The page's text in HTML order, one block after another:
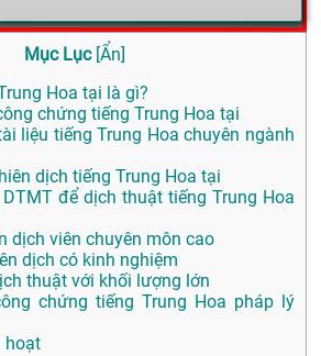
Mục Lục [Ẩn]
Hoa tại là gì?
chứng tiếng Trung Hoa tại
liệu tiếng Trung Hoa chuyên ngành
dịch tiếng Trung Hoa tại
để dịch thuật tiếng Trung Hoa
dịch viên chuyên môn cao
dịch có kinh nghiệm
thuật với khối lượng lớn
chứng tiếng Trung Hoa pháp lý
hoạt